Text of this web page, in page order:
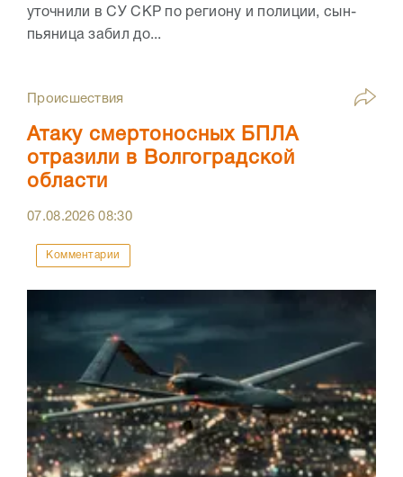
уточнили в СУ СКР по региону и полиции, сын-
пьяница забил до...
Происшествия
Атаку смертоносных БПЛА
отразили в Волгоградской
области
07.08.202608:30
Комментарии